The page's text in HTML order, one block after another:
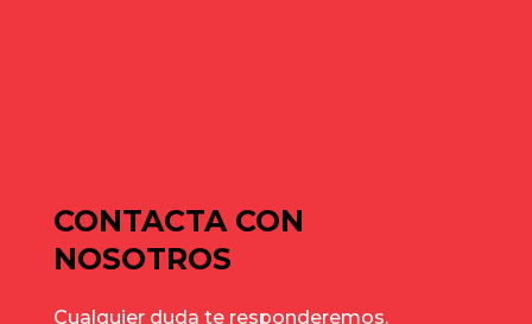
CONTACTA CON
NOSOTROS
Cualquier duda te responderemos.